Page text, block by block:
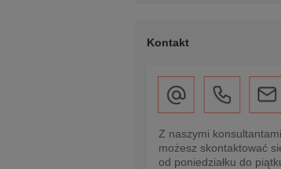
Kontakt
Z naszymi konsultantami
możesz skontaktować
od poniedziałku do